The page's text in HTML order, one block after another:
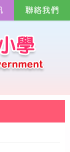
聯絡我們